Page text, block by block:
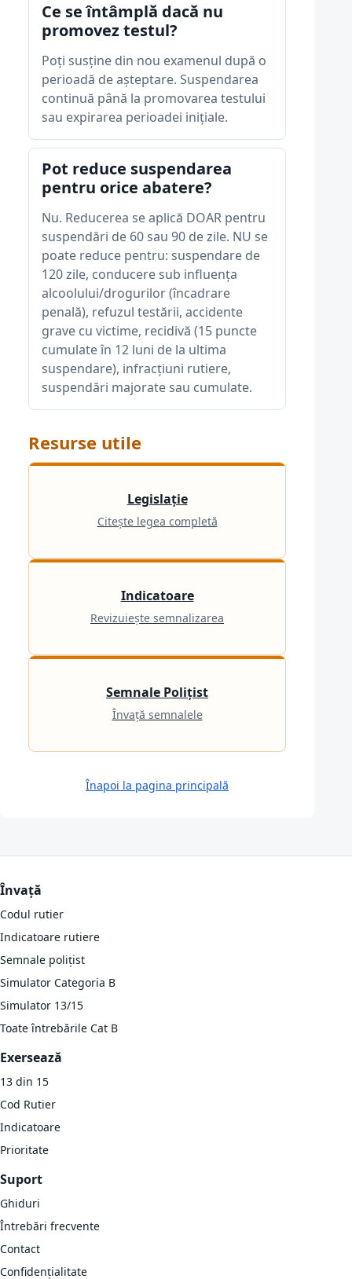
Ce se întâmplă dacă nu
promovez testul?
Poți susține din nou examenul după o
perioadă de așteptare. Suspendarea
continuă până la promovarea testului
sau expirarea perioadei inițiale.
Pot reduce suspendarea
pentru orice abatere?
Nu. Reducerea se aplică DOAR pentru
suspendări de 60 sau 90 de zile. NU se
poate reduce pentru: suspendare de
120 zile, conducere sub influența
alcoolului/drogurilor (încadrare
penală), refuzul testării, accidente
grave cu victime, recidivă (15 puncte
cumulate în 12 luni de la ultima
suspendare), infracțiuni rutiere,
suspendări majorate sau cumulate.
Resurse utile
Legislație
Citește legea completă
Indicatoare
Revizuiește semnalizarea
Semnale Polițist
Învață semnalele
Înapoi la pagina principală
Învață
Codul rutier
Indicatoare rutiere
Semnale polițist
Simulator Categoria B
Simulator 13/15
Toate întrebările Cat B
Exersează
13 din 15
Cod Rutier
Indicatoare
Prioritate
Suport
Ghiduri
Întrebări frecvente
Contact
Confidențialitate